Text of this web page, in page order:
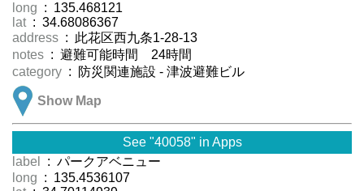
long : 135.468121
lat : 34.68086367
address : 此花区西九条1-28-13
notes : 避難可能時間 24時間
category : 防災関連施設 - 津波避難ビル
Show Map
See "40058" in Apps
label
: パークアベニュー
long : 135.4536107